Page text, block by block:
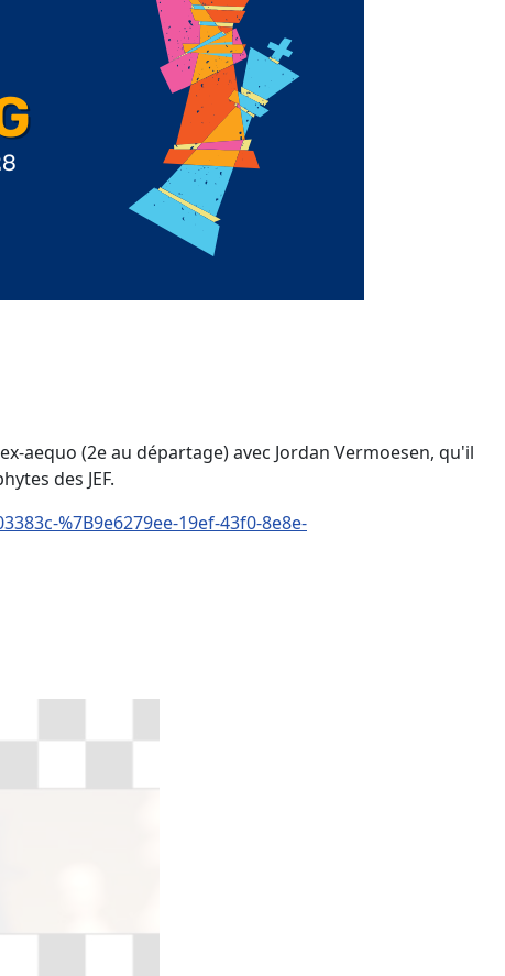
aequo (2e au départage) avec Jordan Vermoesen, qu'il
des JEF.
%7B9e6279ee-19ef-43f0-8e8e-